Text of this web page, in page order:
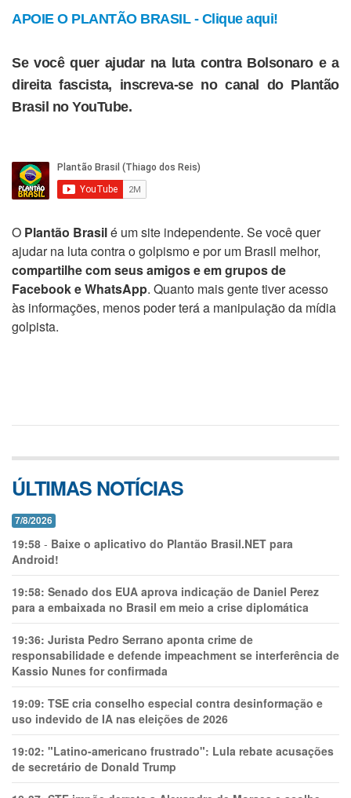
APOIE O PLANTÃO BRASIL - Clique aqui!
Se você quer ajudar na luta contra Bolsonaro e a
direita fascista, inscreva-se no canal do Plantão
Brasil no YouTube.
O Plantão Brasilé um site independente. Se você quer
ajudar na luta contra o golpismo e por um Brasil melhor,
compartilhe com seus amigos e em grupos de
Facebook e WhatsApp. Quanto mais gente tiver acesso
às informações, menos poder terá a manipulação da mídia
golpista.
ÚLTIMAS NOTÍCIAS
7/8/2026
19:58 - Baixe o aplicativo do Plantão Brasil.NET para
Android!
19:58: Senado dos EUA aprova indicação de Daniel Perez
para a embaixada no Brasil em meio a crise diplomática
19:36: Jurista Pedro Serrano aponta crime de
responsabilidade e defende impeachment se interferência de
Kassio Nunes for confirmada
19:09: TSE cria conselho especial contra desinformação e
uso indevido de IA nas eleições de 2026
19:02: "Latino-americano frustrado": Lula rebate acusações
de secretário de Donald Trump